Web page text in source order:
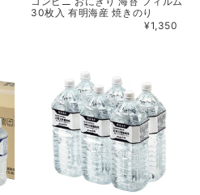
30枚入 有明海産 焼きのり
¥1,350